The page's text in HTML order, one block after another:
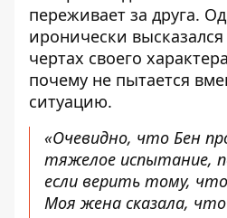
переживает за друга.
иронически
чертах своего
почему не пытается
ситуацию.
«Очевидно, что Бен
тяжелое испытание,
если верить тому,
Моя жена сказала,